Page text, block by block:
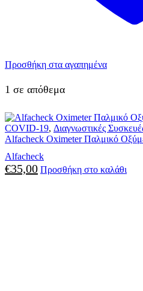
Προσθήκη στα αγαπημένα
1 σε απόθεμα
COVID-19, Διαγνωστικές
Alfacheck Oximeter Παλμικό
Alfacheck
€35,00 Προσθήκη στο καλάθι